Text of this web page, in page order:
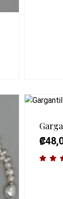
₡